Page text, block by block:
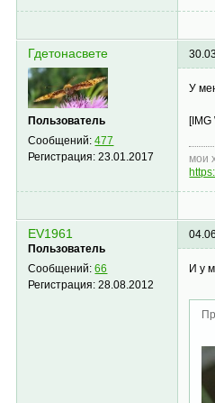
Гдетонасвете
Пользователь
Сообщений:477
Регистрация:23.01.2017
У
[IMG
мои
EV1961
Пользователь
Сообщений:66
Регистрация:28.08.2012
И у